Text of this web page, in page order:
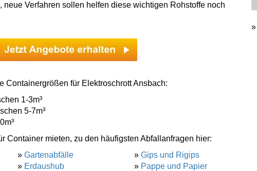
neue Verfahren sollen helfen diese wichtigen Rohstoffe noch
Containergrößen für Elektroschrott Ansbach:
1-3m³
5-7m³
Container mieten, zu den häufigsten Abfallanfragen hier:
» Gartenabfälle
» Erdaushub
» Gips und Rigips
» Pappe und Papier
»